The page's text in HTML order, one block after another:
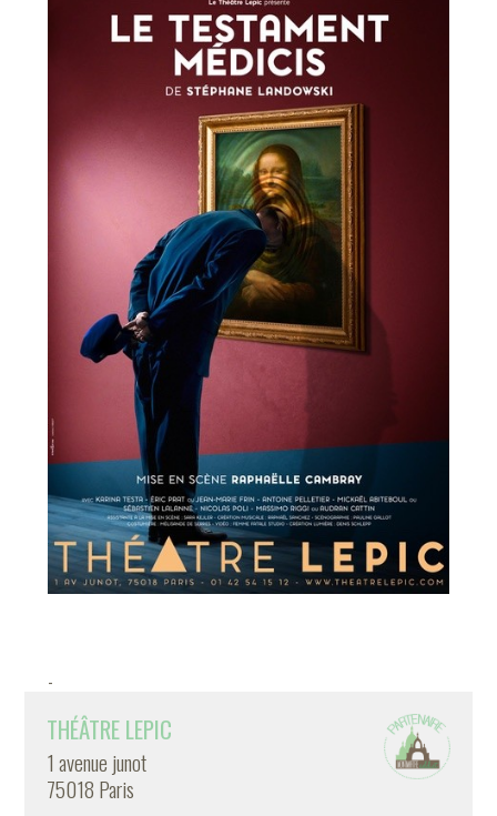
-
THÉÂTRE LEPIC
1 avenue junot
75018 Paris